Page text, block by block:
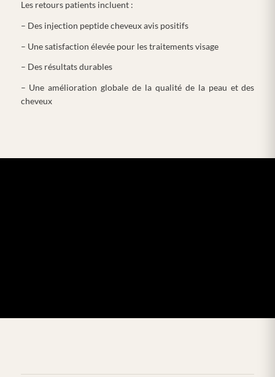
Les retours patients incluent :
– Des injection peptide cheveux avis positifs
– Une satisfaction élevée pour les traitements visage
– Des résultats durables
– Une amélioration globale de la qualité de la peau et des
cheveux